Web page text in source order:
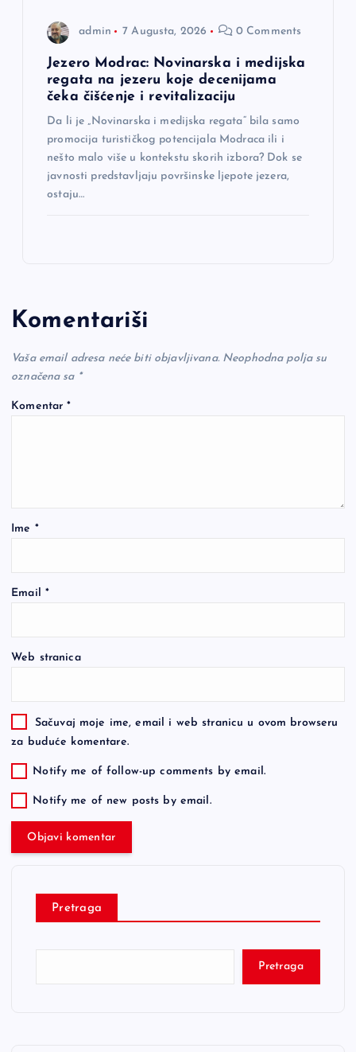
admin 7 Augusta, 2026 0 Comments
Jezero Modrac: Novinarska i medijska
regata na jezeru koje decenijama
čeka čišćenje i revitalizaciju
Da li je „Novinarska i medijska regata“ bila samo
promocija turističkog potencijala Modraca ili i
nešto malo više u kontekstu skorih izbora? Dok se
javnosti predstavljaju površinske ljepote jezera,
ostaju…
Komentariši
Vaša email adresa neće biti objavljivana. Neophodna polja su
označena sa *
Komentar*
Ime *
Email *
Web stranica
Sačuvaj moje ime, email i web stranicu u ovom browseru
za buduće komentare.
Notify me of follow-up comments by email.
Notify me of new posts by email.
Pretraga
Pretraga